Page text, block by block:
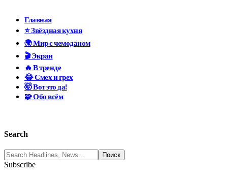
Главная
⭐ Звёздная кухня
🌍 Мир с чемоданом
🎬 Экран
🔥 В тренде
😂 Смех и грех
🤯 Вот это да!
🧩 Обо всём
Search
Subscribe